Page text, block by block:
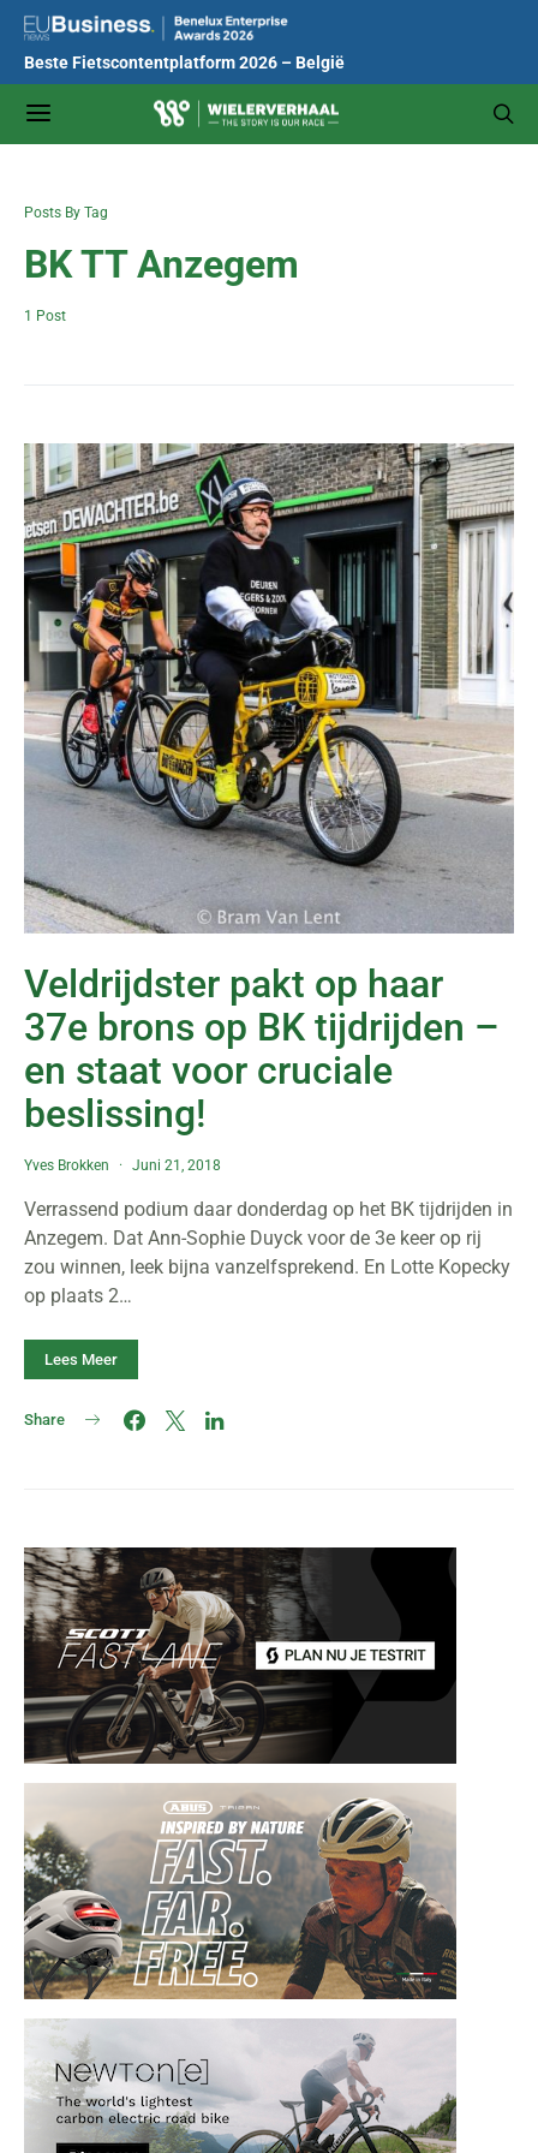
Beste Fietscontentplatform 2026 – België
Posts By Tag
BK TT Anzegem
1 Post
Veldrijdster pakt op haar
37e brons op BK tijdrijden –
en staat voor cruciale
beslissing!
Yves Brokken Juni 21, 2018
Verrassend podium daar donderdag op het BK tijdrijden in
Anzegem. Dat Ann-Sophie Duyck voor de 3e keer op rij
zou winnen, leek bijna vanzelfsprekend. En Lotte Kopecky
op plaats 2…
Lees Meer
Share